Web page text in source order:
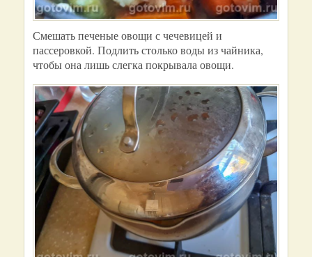
Смешать печеные овощи с чечевицей и
пассеровкой. Подлить столько воды из чайника,
чтобы она лишь слегка покрывала овощи.